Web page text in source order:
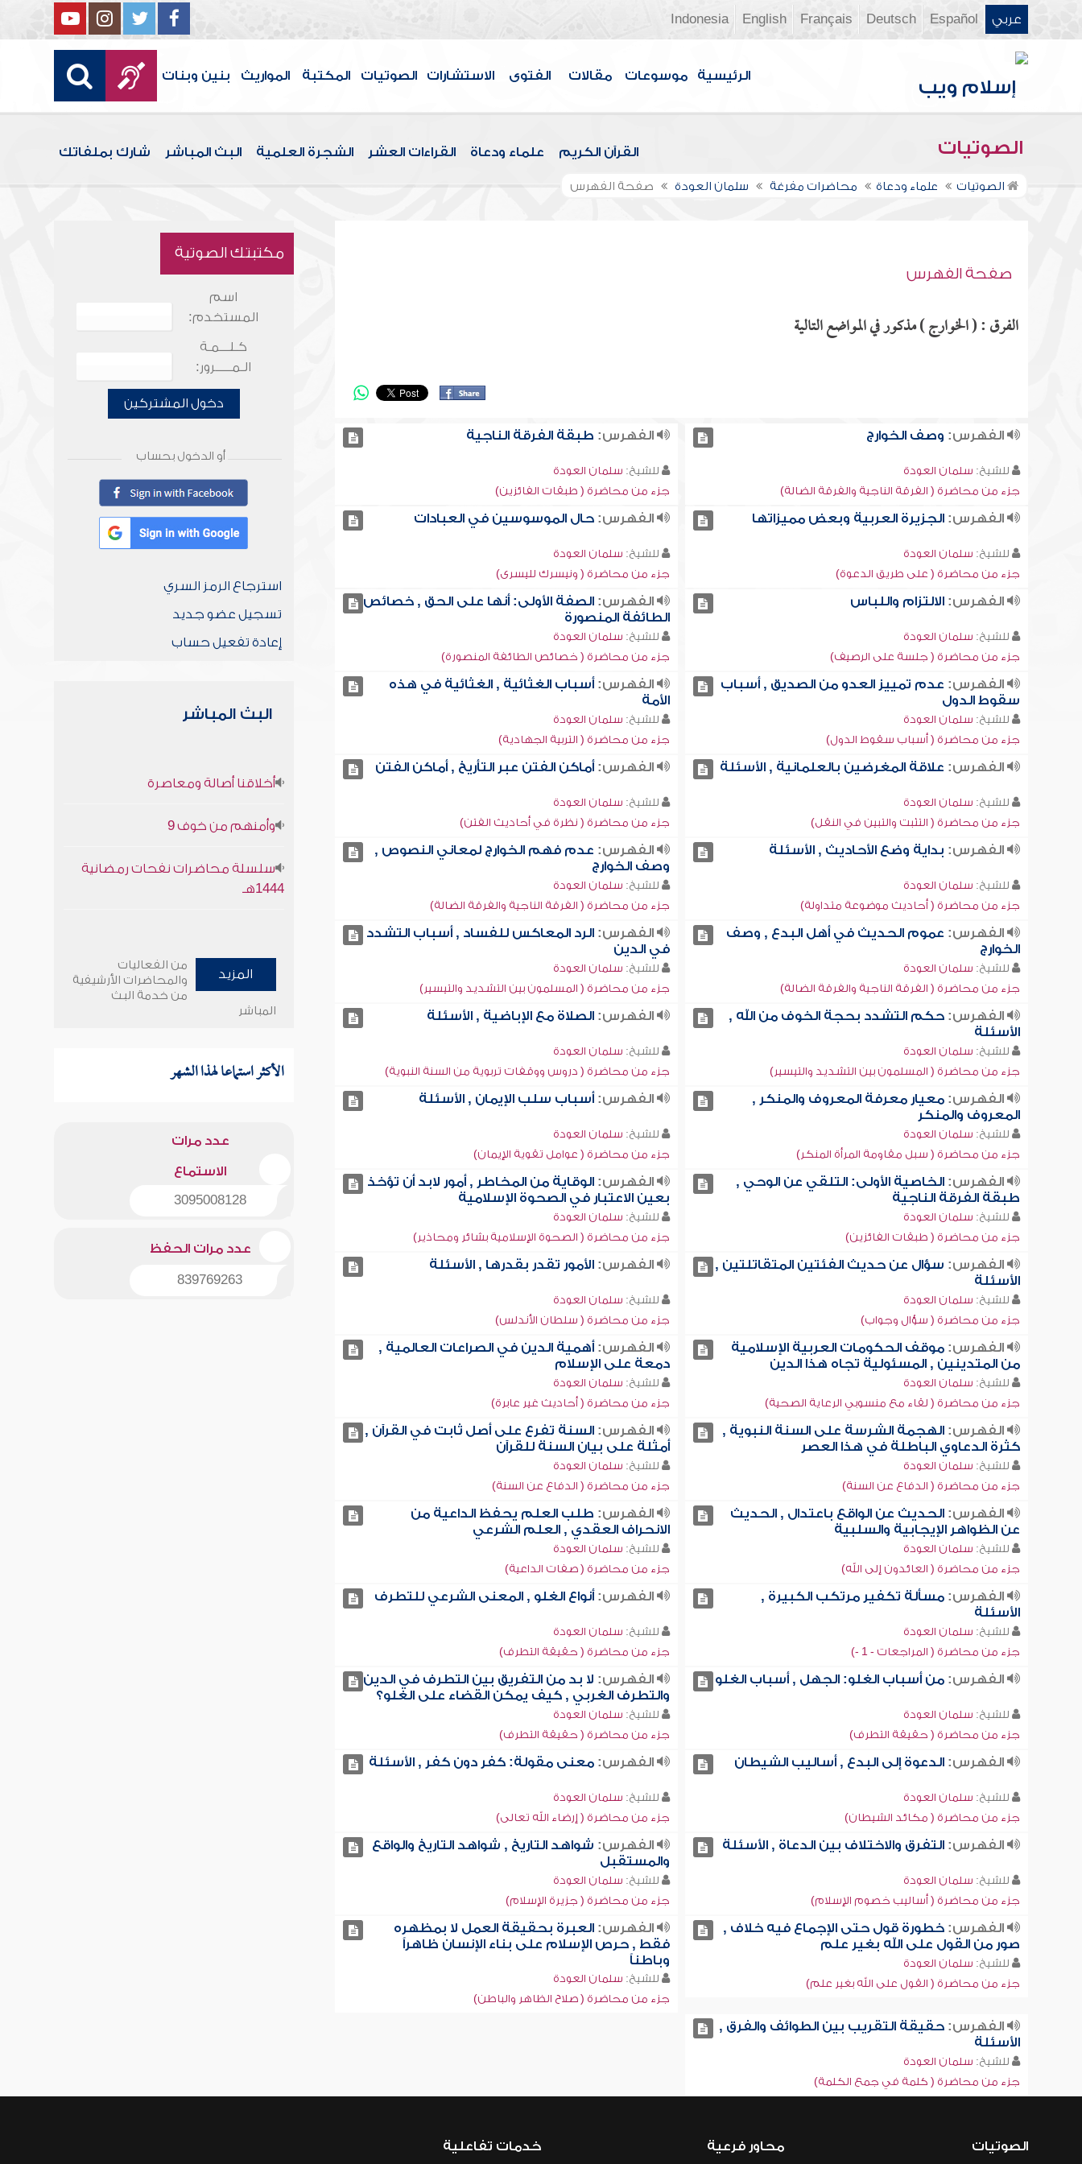
عربي Español
Deutsch
Français
English
Indonesia
الرئيسية موسوعات مقالات الفتوى الاستشارات الصوتيات المكتبة المواريث بنين وبنات
الصوتيات القرآن الكريم علماء ودعاة القراءات العشر الشجرة العلمية البث المباشر شارك بملفاتك
الصوتيات علماء ودعاة محاضرات مفرغة سلمان العودة صفحة الفهرس
صفحة الفهرس
الفرق : ( الخوارج ) مذكور في المواضع التالية
الفهرس: وصف الخوارج
للشيخ: سلمان العودة
جزء من محاضرة ( الفرقة الناجية والفرقة الضالة)
الفهرس: طبقة الفرقة الناجية
للشيخ: سلمان العودة
جزء من محاضرة ( طبقات الفائزين)
الفهرس:الجزيرة العربية وبعض مميزاتها
للشيخ: سلمان العودة
جزء من محاضرة ( على طريق الدعوة)
الفهرس: حال الموسوسين في العبادات
للشيخ: سلمان العودة
جزء من محاضرة ( ونيسرك لليسرى)
الفهرس:الالتزام واللباس
للشيخ: سلمان العودة
جزء من محاضرة ( جلسة على الرصيف)
الفهرس: الصفة الأولى: أنها على الحق , خصائص
الطائفة المنصورة
للشيخ: سلمان العودة
جزء من محاضرة ( خصائص الطائفة المنصورة)
الفهرس: عدم تمييز العدو من الصديق , أسباب
سقوط الدول
للشيخ: سلمان العودة
جزء من محاضرة ( أسباب سقوط الدول)
الفهرس: أسباب الغثائية , الغثائية في هذه
الأمة
للشيخ: سلمان العودة
جزء من محاضرة ( التربية الجهادية)
الفهرس: علاقة المغرضين بالعلمانية , الأسئلة
للشيخ: سلمان العودة
جزء من محاضرة ( التثبت والتبين في النقل)
الفهرس: أماكن الفتن عبر التأريخ , أماكن الفتن
للشيخ: سلمان العودة
جزء من محاضرة ( نظرة في أحاديث الفتن)
الفهرس: بداية وضع الأحاديث , الأسئلة
للشيخ: سلمان العودة
جزء من محاضرة ( أحاديث موضوعة متداولة)
الفهرس: عدم فهم الخوارج لمعاني النصوص ,
وصف الخوارج
للشيخ: سلمان العودة
جزء من محاضرة ( الفرقة الناجية والفرقة الضالة)
الفهرس: عموم الحديث في أهل البدع , وصف
الخوارج
للشيخ: سلمان العودة
جزء من محاضرة ( الفرقة الناجية والفرقة الضالة)
الفهرس: الرد المعاكس للفساد , أسباب التشدد
في الدين
للشيخ: سلمان العودة
جزء من محاضرة ( المسلمون بين التشديد والتيسير)
الفهرس:حكم التشدد بحجة الخوف من الله ,
الأسئلة
للشيخ: سلمان العودة
جزء من محاضرة ( المسلمون بين التشديد والتيسير)
الفهرس: الصلاة مع الإباضية , الأسئلة
للشيخ: سلمان العودة
جزء من محاضرة ( دروس ووقفات تربوية من السنة النبوية)
الفهرس:معيار معرفة المعروف والمنكر ,
المعروف والمنكر
للشيخ: سلمان العودة
جزء من محاضرة ( سبل مقاومة المرأة المنكر)
الفهرس: أسباب سلب الإيمان , الأسئلة
للشيخ: سلمان العودة
جزء من محاضرة ( عوامل تقوية الإيمان)
الفهرس:الخاصية الأولى: التلقي عن الوحي ,
طبقة الفرقة الناجية
للشيخ: سلمان العودة
جزء من محاضرة ( طبقات الفائزين)
الفهرس: الوقاية من المخاطر , أمور لابد أن تؤخذ
بعين الاعتبار في الصحوة الإسلامية
للشيخ: سلمان العودة
جزء من محاضرة ( الصحوة الإسلامية بشائر ومحاذير)
الفهرس: سؤال عن حديث الفئتين المتقاتلتين ,
الأسئلة
للشيخ: سلمان العودة
جزء من محاضرة ( سؤال وجواب)
الفهرس: الأمور تقدر بقدرها , الأسئلة
للشيخ: سلمان العودة
جزء من محاضرة ( سلطان الأندلس)
الفهرس:موقف الحكومات العربية الإسلامية
من المتدينين , المسئولية تجاه هذا الدين
للشيخ: سلمان العودة
جزء من محاضرة ( لقاء مع منسوبي الرعاية الصحية)
الفهرس: أهمية الدين في الصراعات العالمية ,
دمعة على الإسلام
للشيخ: سلمان العودة
جزء من محاضرة ( أحاديث غير عابرة)
الفهرس:الهجمة الشرسة على السنة النبوية ,
كثرة الدعاوي الباطلة في هذا العصر
للشيخ: سلمان العودة
جزء من محاضرة ( الدفاع عن السنة)
الفهرس: السنة تفرع على أصل ثابت في القرآن ,
أمثلة على بيان السنة للقرآن
للشيخ: سلمان العودة
جزء من محاضرة ( الدفاع عن السنة)
الفهرس:الحديث عن الواقع باعتدال , الحديث
عن الظواهر الإيجابية والسلبية
للشيخ: سلمان العودة
جزء من محاضرة ( العائدون إلى الله)
الفهرس: طلب العلم يحفظ الداعية من
الانحراف العقدي , العلم الشرعي
للشيخ: سلمان العودة
جزء من محاضرة ( صفات الداعية)
الفهرس:مسألة تكفير مرتكب الكبيرة ,
الأسئلة
للشيخ: سلمان العودة
جزء من محاضرة ( المراجعات - 1 -)
الفهرس: أنواع الغلو , المعنى الشرعي للتطرف
للشيخ: سلمان العودة
جزء من محاضرة ( حقيقة التطرف)
الفهرس:من أسباب الغلو: الجهل , أسباب الغلو
للشيخ: سلمان العودة
جزء من محاضرة ( حقيقة التطرف)
الفهرس: لا بد من التفريق بين التطرف في الدين
والتطرف الغربي , كيف يمكن القضاء على الغلو؟
للشيخ: سلمان العودة
جزء من محاضرة ( حقيقة التطرف)
الفهرس:الدعوة إلى البدع , أساليب الشيطان
للشيخ: سلمان العودة
جزء من محاضرة ( مكائد الشيطان)
الفهرس: معنى مقولة: كفر دون كفر , الأسئلة
للشيخ: سلمان العودة
جزء من محاضرة ( إرضاء الله تعالى)
الفهرس:التفرق والاختلاف بين الدعاة , الأسئلة
للشيخ: سلمان العودة
جزء من محاضرة ( أساليب خصوم الإسلام)
الفهرس: شواهد التاريخ , شواهد التاريخ والواقع
والمستقبل
للشيخ: سلمان العودة
جزء من محاضرة ( جزيرة الإسلام)
الفهرس:خطورة قول حتى الإجماع فيه خلاف ,
صور من القول على الله بغير علم
للشيخ: سلمان العودة
جزء من محاضرة ( القول على الله بغير علم)
الفهرس: العبرة بحقيقة العمل لا بمظهره
فقط , حرص الإسلام على بناء الإنسان ظاهراً
وباطناً
للشيخ: سلمان العودة
جزء من محاضرة ( صلاح الظاهر والباطن)
الفهرس:حقيقة التقريب بين الطوائف والفرق ,
الأسئلة
للشيخ: سلمان العودة
جزء من محاضرة ( كلمة في جمع الكلمة)
مكتبتك الصوتية
اسم
المستخدم:
كـلـــمـة
الـمـــــرور:
دخول المشتركين
أو الدخول بحساب
استرجاع الرمز السري
تسجيل عضو جديد
إعادة تفعيل حساب
البث المباشر
أخلاقنا أصالة ومعاصرة
وأمنهم من خوف 9
سلسلة محاضرات نفحات رمضانية
1444هـ
المزيد
من الفعاليات
والمحاضرات الأرشيفية
من خدمة البث
المباشر
الأكثر استماعا لهذا الشهر
عدد مرات
الاستماع
3095008128
عدد مرات الحفظ
839769263
الصوتيات محاور فرعية خدمات تفاعلية